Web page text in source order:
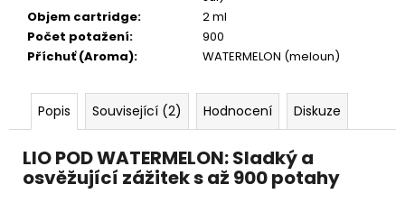
Objem cartridge:
2 ml
Počet potažení:
900
Příchuť (Aroma): WATERMELON (meloun)
Popis Související (2) Hodnocení Diskuze
LIO POD WATERMELON: Sladký a
osvěžující zážitek s až 900 potahy
BLACK
BABOON
BLACK
16MG
800
59
Kč
Původně:
169